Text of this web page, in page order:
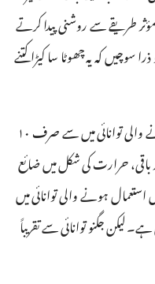
طریقے سے روشنی پیدا کرتے
سوچیں کہ یہ چھوٹا سا کیڑا کتنے
ایک عام بلب میں استعمال ہونے والی توانائی میں سے صرف ۱۰
حرارت کی شکل میں ضائع
ہونے والی توانائی میں
لیکن جگنو توانائی سے تقریباً